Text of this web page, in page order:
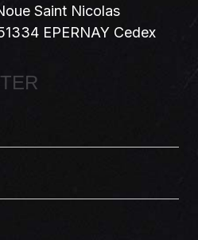
Saint Nicolas
EPERNAY Cedex